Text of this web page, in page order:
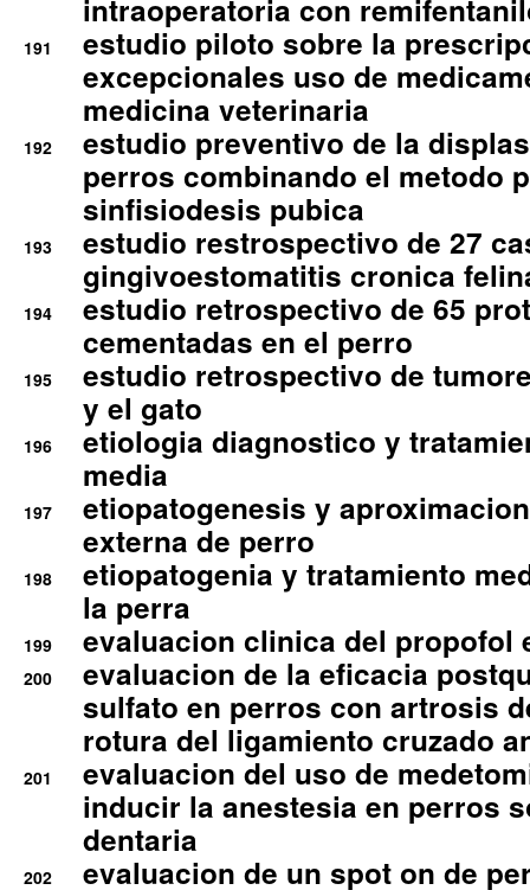
intraoperatoria con
191
estudio piloto sobre la
excepcionales uso de
medicina veterinaria
192
estudio preventivo de la
perros combinando el metodo
sinfisiodesis pubica
193
estudio restrospectivo de 27
gingivoestomatitis cronica
194
estudio retrospectivo de 65
cementadas en el perro
195
estudio retrospectivo de
y el gato
196
etiologia diagnostico y
media
197
etiopatogenesis y
externa de perro
198
etiopatogenia y tratamiento
la perra
199 evaluacion clinica del propofol
200
evaluacion de la eficacia
sulfato en perros con artrosis
rotura del ligamiento cruzado
201
evaluacion del uso de
inducir la anestesia en perros
dentaria
202
evaluacion de un spot on de